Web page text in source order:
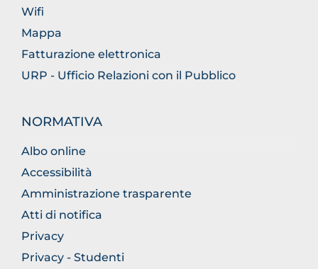
Wifi
Mappa
Fatturazione elettronica
URP - Ufficio Relazioni con il Pubblico
NORMATIVA
Albo online
Accessibilità
Amministrazione trasparente
Atti di notifica
Privacy
Privacy - Studenti